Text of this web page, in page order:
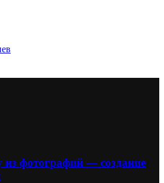
из фотографий — создание